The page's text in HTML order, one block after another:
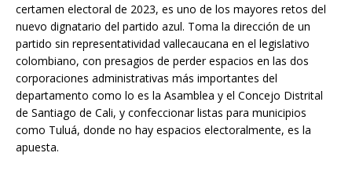
certamen electoral de 2023, es uno de los mayores retos del
nuevo dignatario del partido azul. Toma la dirección de un
partido sin representatividad vallecaucana en el legislativo
colombiano, con presagios de perder espacios en las dos
corporaciones administrativas más importantes del
departamento como lo es la Asamblea y el Concejo Distrital
de Santiago de Cali, y confeccionar listas para municipios
como Tuluá, donde no hay espacios electoralmente, es la
apuesta.